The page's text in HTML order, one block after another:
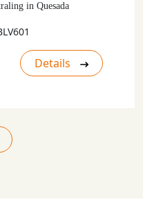
in Quesada
Details